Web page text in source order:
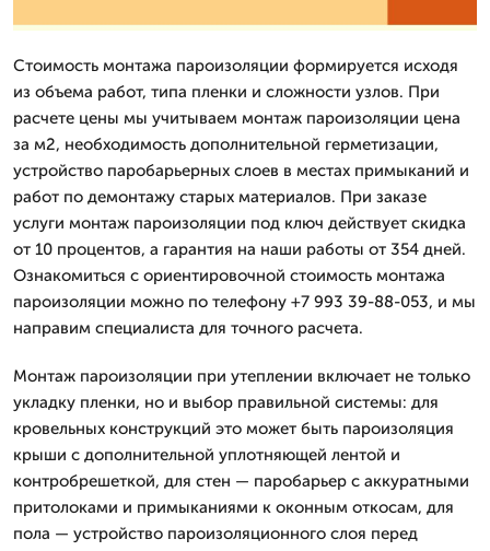
Стоимость монтажа пароизоляции формируется исходя
из объема работ, типа пленки и сложности узлов. При
расчете цены мы учитываем монтаж пароизоляции цена
за м2, необходимость дополнительной герметизации,
устройство паробарьерных слоев в местах примыканий и
работ по демонтажу старых материалов. При заказе
услуги монтаж пароизоляции под ключ действует скидка
от 10 процентов, а гарантия на наши работы от 354 дней.
Ознакомиться с ориентировочной стоимость монтажа
пароизоляции можно по телефону +7 993 39-88-053, и мы
направим специалиста для точного расчета.
Монтаж пароизоляции при утеплении включает не только
укладку пленки, но и выбор правильной системы: для
кровельных конструкций это может быть пароизоляция
крыши с дополнительной уплотняющей лентой и
контробрешеткой, для стен — паробарьер с аккуратными
притолоками и примыканиями к оконным откосам, для
пола — устройство пароизоляционного слоя перед